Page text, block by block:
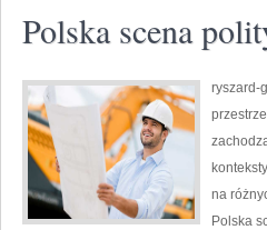
Polska scena
ryszard-
na
Polska